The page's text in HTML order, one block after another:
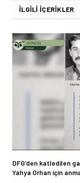
İLGILI İÇERIKLER
DFG’den katledilen
Yahya Orhan için